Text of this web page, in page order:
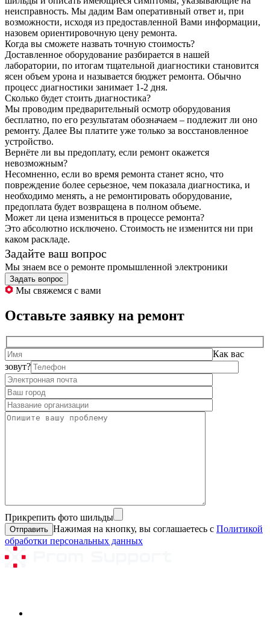
неисправность. Мы дадим Вам оперативный ответ и, при
возможности, исходя из предоставленной Вами информации,
назовем ориентировочную цену ремонта.
Когда вы сможете назвать точную стоимость?
Доставленное оборудование разбирается в нашей
лаборатории, по итогам тщательной диагностики становится
ясен объем урона и называется бюджет ремонта. Обычно
процесс диагностики занимает 1-2 дня.
Сколько будет стоить диагностика?
Мы проводим предварительный осмотр оборудования
бесплатно, по его результатам обозначаем – подлежит ли оно
ремонту. Далее Вы платите уже только за восстановленное
устройство.
Вернёте ли вы предоплату, если ремонт окажется
невозможным?
Несомненно, если во время ремонта станет ясно, что
повреждение более серьезное, чем показала диагностика, и
необходимо менять, а не ремонтировать оборудование,
предоплата будет возвращена в полном объеме.
Может ли цена измениться в процессе ремонта?
Это абсолютно исключено. Стоимость не изменится ни при
каком раскладе.
Задайте ваш вопрос
Мы знаем все о ремонте промышленной электроники
Задать вопрос
Мы свяжемся с вами
Оставьте заявку на ремонт
Как вас
зовут?
Прикрепить фото шильды
Нажимая на кнопку, вы соглашаетесь с Политикой
обработки персональных данных